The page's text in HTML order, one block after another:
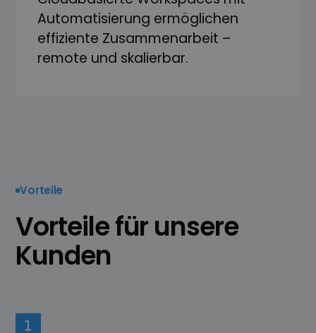
Automati­sierung ermöglichen
effiziente Zusam­menarbeit –
remote und skalierbar.
Vorteile
Vorteile für unsere
Kunden